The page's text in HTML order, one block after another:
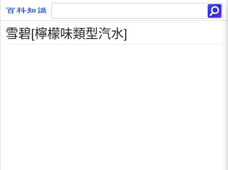
雪碧[檸檬味類型汽水]